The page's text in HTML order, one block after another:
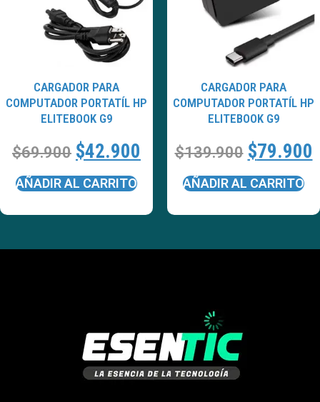
CARGADOR PARA
COMPUTADOR PORTATÍL HP
ELITEBOOK G9
$69.900 $42.900
AÑADIR AL CARRITO
CARGADOR PARA
COMPUTADOR PORTATÍL HP
ELITEBOOK G9
$139.900 $79.900
AÑADIR AL CARRITO